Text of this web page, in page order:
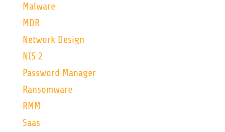
Malware
MDR
Network Design
NIS 2
Password Manager
Ransomware
RMM
Saas